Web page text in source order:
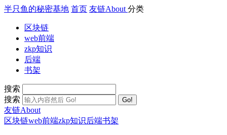
半只鱼的秘密基地 首页 友链About 分类
区块链
web前端
zkp知识
后端
书架
搜索
搜索
Go!
友链About
区块链web前端zkp知识后端书架